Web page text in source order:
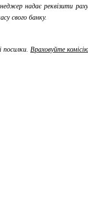
надає реквізити
свого банку.
Враховуйте